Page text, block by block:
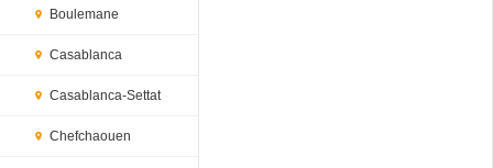
Boulemane
Casablanca
Casablanca-Settat
Chefchaouen